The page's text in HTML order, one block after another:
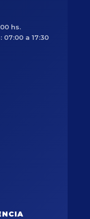
hs.
a 17:30